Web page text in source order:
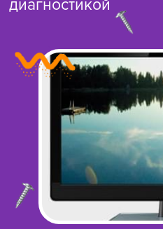
диагностикой